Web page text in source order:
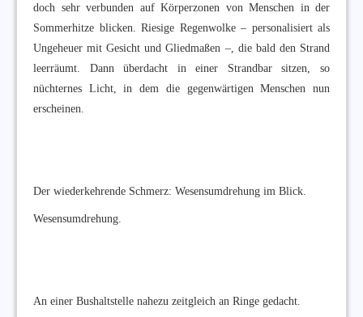
doch sehr verbunden auf Körperzonen von Menschen in der
Sommerhitze blicken. Riesige Regenwolke – personalisiert als
Ungeheuer mit Gesicht und Gliedmaßen –, die bald den Strand
leerräumt. Dann überdacht in einer Strandbar sitzen, so
nüchternes Licht, in dem die gegenwärtigen Menschen nun
erscheinen.
Der wiederkehrende Schmerz: Wesensumdrehung im Blick.
Wesensumdrehung.
An einer Bushaltstelle nahezu zeitgleich an Ringe gedacht.